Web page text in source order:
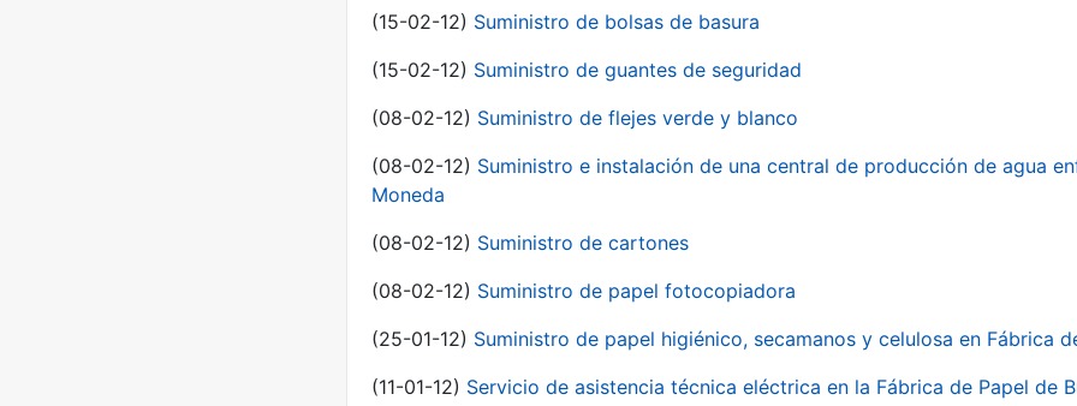
(15-02-12) Suministro de bolsas de basura
(15-02-12) Suministro de guantes de seguridad
(08-02-12) Suministro de flejes verde y blanco
(08-02-12) Suministro e instalación de una central de producción de agua
Moneda
(08-02-12) Suministro de cartones
(08-02-12) Suministro de papel fotocopiadora
(25-01-12) Suministro de papel higiénico, secamanos y celulosa en Fábrica
(11-01-12) Servicio de asistencia técnica eléctrica en la Fábrica de Papel de